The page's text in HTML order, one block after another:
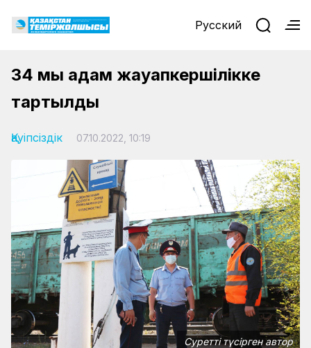
Русский
34 мың адам жауапкершілікке
тартылды
Қауіпсіздік 07.10.2022, 10:19
Суретті түсірген автор